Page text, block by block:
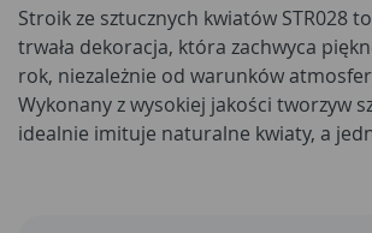
Stroik ze sztucznych kwiatów STR028
trwała dekoracja, która zachwyca
rok, niezależnie od warunków
Wykonany z wysokiej jakości tworzyw
idealnie imituje naturalne kwiaty, a
wymaga podlewania ani pielęgnacji.
się doskonałym rozwiązaniem dla